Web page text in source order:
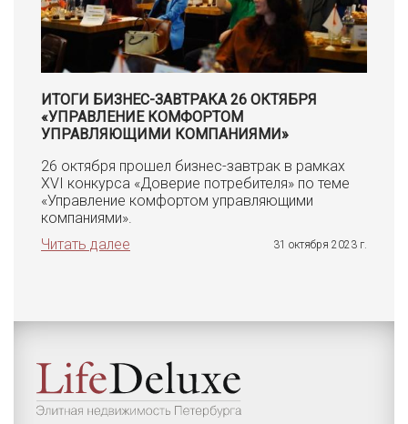
ИТОГИ БИЗНЕС-ЗАВТРАКА 26 ОКТЯБРЯ
«УПРАВЛЕНИЕ КОМФОРТОМ
УПРАВЛЯЮЩИМИ КОМПАНИЯМИ»
26 октября прошел бизнес-завтрак в рамках
XVI конкурса «Доверие потребителя» по теме
«Управление комфортом управляющими
компаниями».
Читать далее
31 октября 2023 г.